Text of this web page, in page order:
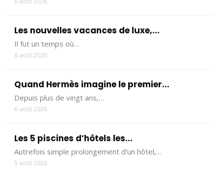
Les nouvelles vacances de luxe,...
Il fut un temps où…
6 août 2026
Quand Hermès imagine le premier...
Depuis plus de vingt ans,…
6 août 2026
Les 5 piscines d’hôtels les...
Autrefois simple prolongement d’un hôtel,…
5 août 2026